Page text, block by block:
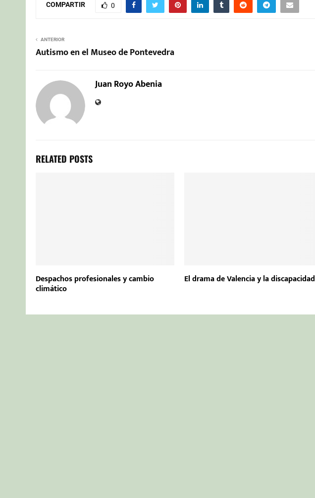
COMPARTIR 0
ANTERIOR
Autismo en el Museo de Pontevedra
Juan Royo Abenia
RELATED POSTS
Despachos profesionales y cambio
climático
El drama de Valencia y la discapacidad